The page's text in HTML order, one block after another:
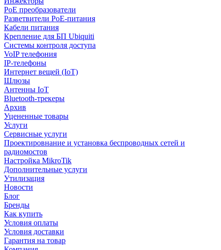
PoE преобразователи
Разветвители PoE-питания
Кабели питания
Крепление для БП Ubiquiti
Системы контроля доступа
VoIP телефония
IP-телефоны
Интернет вещей (IoT)
Шлюзы
Антенны IoT
Bluetooth-трекеры
Архив
Уцененные товары
Услуги
Сервисные услуги
Проектировнание и установка беспроводных сетей и
радиомостов
Настройка MikroTik
Дополнительные услуги
Утилизация
Новости
Блог
Бренды
Как купить
Условия оплаты
Условия доставки
Гарантия на товар